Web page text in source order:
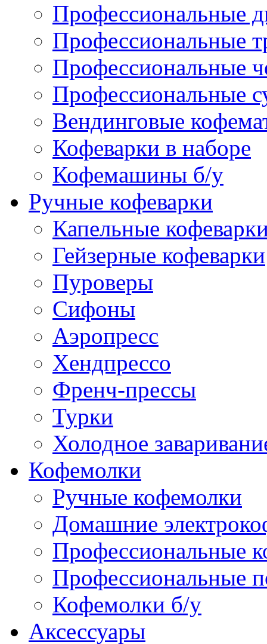
Профессиональные
Профессиональные
Профессиональные
Профессиональные
Вендинговые
Кофеварки в наборе
Кофемашины б/у
Ручные кофеварки
Капельные
Гейзерные кофеварки
Пуроверы
Сифоны
Аэропресс
Хендпрессо
Френч-прессы
Турки
Холодное
Кофемолки
Ручные кофемолки
Домашние
Профессиональные
Профессиональные
Кофемолки б/у
Аксессуары